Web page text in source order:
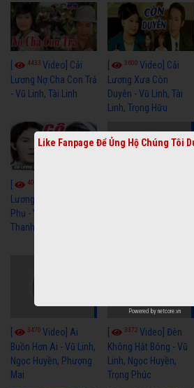
4433 Video] Cải
Lương Nợ Cha Con Trả
- Vũ Linh, Tài Linh
3600Video] Cải
Lương Xưa Còn
Duyên - Vũ Linh, Tài
Linh, Trọng Hữu
4016
Lương Xưa Cô Dâu
Phụ - Vũ Linh, Tài Linh,
Thanh Ngân
3470 Video] Ai
Buồn Hơn Ai - Vũ Linh,
Ngọc Huyền, Phượng
Mai
3372Video] Đèn
Không Hắt Bóng - Vũ
Linh, Ngọc Huyền,
Trọng Phúc
Like Fanpage Để Ủng Hộ Chúng Tôi
Powered by netcore.vn